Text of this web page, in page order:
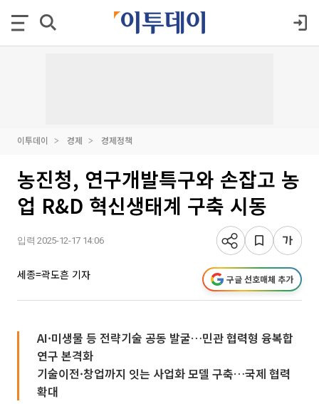
이투데이 경제 경제정책
농진청, 연구개발특구와 손잡고 농
업 R&D 혁신생태계 구축 시동
입력 2025-12-17 14:06
세종=곽도흔 기자 구글 선호매체 추가
AI·미생물 등 전략기술 공동 발굴…민관 협력형 융복합
연구 본격화
기술이전·창업까지 잇는 사업화 모델 구축…국제 협력
확대